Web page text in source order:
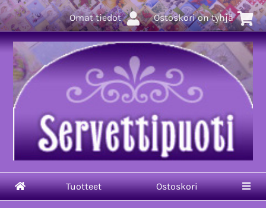
Omat tiedot Ostoskori on tyhjä
Tuotteet Ostoskori